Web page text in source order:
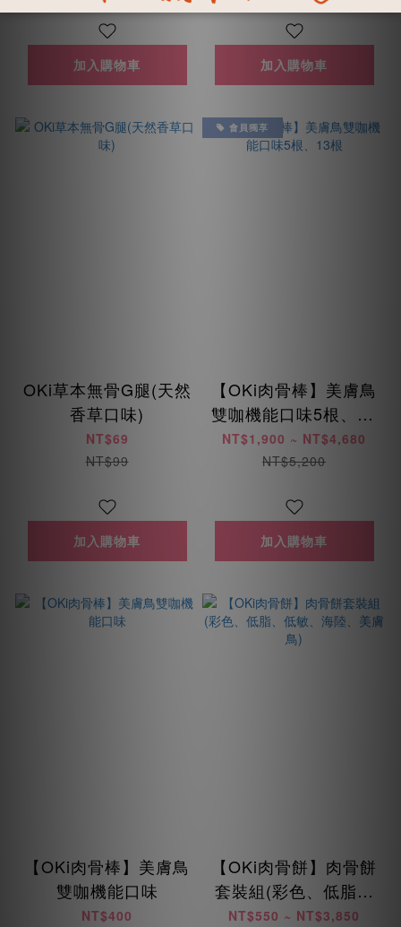
加入購物車 加入購物車
OKi草本無骨G腿(天然
香草口味)
NT$69
NT$99
加入購物車
會員獨享
【OKi肉骨棒】美膚鳥
雙咖機能口味5根、13
根
NT$1,900 ~ NT$4,680
NT$5,200
加入購物車
【OKi肉骨棒】美膚鳥
雙咖機能口味
NT$400
【OKi肉骨餅】肉骨餅
套裝組(彩色、低脂、
低敏、海陸、美膚鳥)
NT$550 ~ NT$3,850